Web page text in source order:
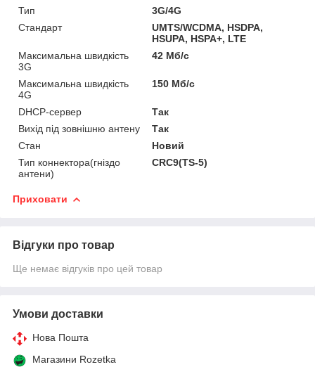
Тип
3G/4G
Стандарт
UMTS/WCDMA, HSDPA,
HSUPA, HSPA+, LTE
Максимальна швидкість
3G
42 Мб/с
Максимальна швидкість
4G
150 Мб/с
DHCP-сервер
Так
Вихід під зовнішню антену
Так
Стан
Новий
Тип коннектора(гніздо
антени)
CRC9(TS-5)
Приховати
Відгуки про товар
Ще немає відгуків про цей товар
Умови доставки
Нова Пошта
Магазини Rozetka